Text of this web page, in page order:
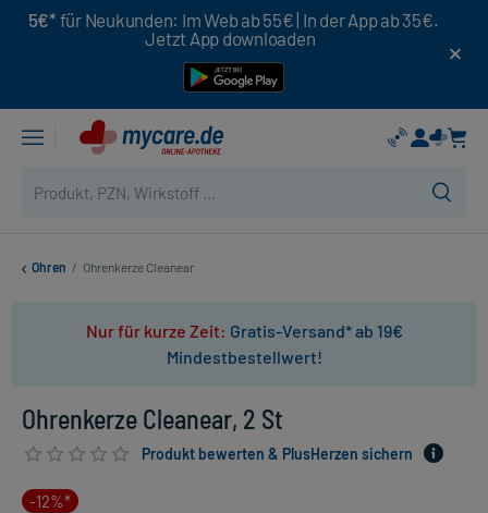
5€* für Neukunden: Im Web ab 55€ | In der App ab 35€.
Jetzt App downloaden
Ohren / Ohrenkerze Cleanear
Nur für kurze Zeit: Gratis-Versand* ab 19€
Mindestbestellwert!
Ohrenkerze Cleanear, 2 St
Produkt bewerten & PlusHerzen sichern
-12%*